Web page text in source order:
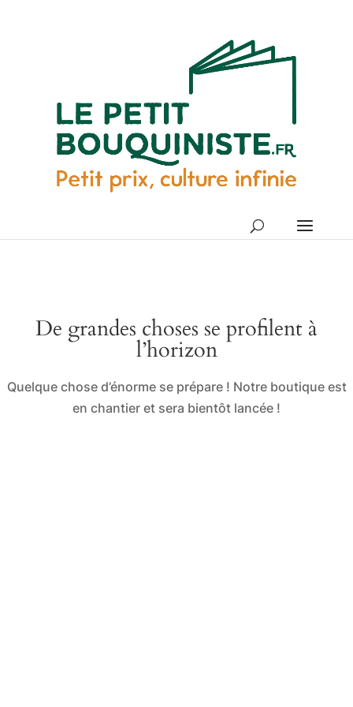
De grandes choses se profilent à
l’horizon
Quelque chose d’énorme se prépare ! Notre boutique est
en chantier et sera bientôt lancée !